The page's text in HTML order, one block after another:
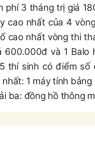
phí 3 tháng trị giá
cao nhất của 4
cao nhất vòng thi
và 1 Balo
thí sinh có điểm số
1 máy tính bảng
ba: đồng hồ thông